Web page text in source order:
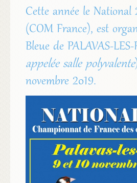
Cette année le National
(COM France), est
Bleue de PALAVAS-
appelée salle polyvalente
novembre 2019.